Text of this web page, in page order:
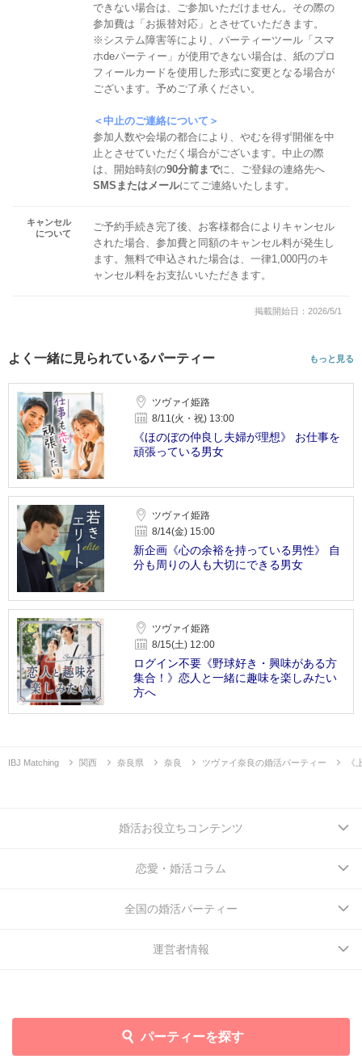
できない場合は、ご参加いただけません。その際の
参加費は「お振替対応」とさせていただきます。
※システム障害等により、パーティーツール「スマ
ホdeパーティー」が使用できない場合は、紙のプロ
フィールカードを使用した形式に変更となる場合が
ございます。予めご了承ください。
＜中止のご連絡について＞
参加人数や会場の都合により、やむを得ず開催を中
止とさせていただく場合がございます。中止の際
は、開始時刻の90分前までに、ご登録の連絡先へ
SMSまたはメールにてご連絡いたします。
キャンセル
について
ご予約手続き完了後、お客様都合によりキャンセル
された場合、参加費と同額のキャンセル料が発生し
ます。無料で申込された場合は、一律1,000円のキ
ャンセル料をお支払いいただきます。
掲載開始日：2026/5/1
よく一緒に見られているパーティー もっと見る
ツヴァイ姫路
8/11(火・祝) 13:00
《ほのぼの仲良し夫婦が理想》 お仕事を
頑張っている男女
ツヴァイ姫路
8/14(金) 15:00
新企画《心の余裕を持っている男性》 自
分も周りの人も大切にできる男女
ツヴァイ姫路
8/15(土) 12:00
ログイン不要《野球好き・興味がある方
集合！》恋人と一緒に趣味を楽しみたい
方へ
IBJ Matching 関西 奈良県 奈良 ツヴァイ奈良の婚活パーティー 《
パーティーを探す
婚活お役立ちコンテンツ
恋愛・婚活コラム
全国の婚活パーティー
運営者情報